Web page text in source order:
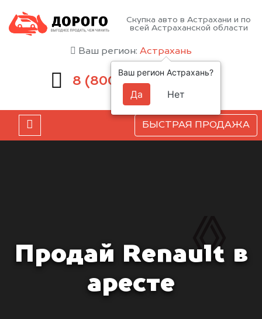
Скупка авто в Астрахани и по
всей Астраханской области
Ваш регион: Астрахань
8 (800)551-81-15
БЫСТРАЯ ПРОДАЖА
Продай Renault в
аресте
Ваш регион Астрахань?
Да Нет